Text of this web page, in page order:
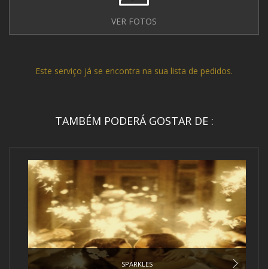
VER FOTOS
Este serviço já se encontra na sua lista de pedidos.
TAMBÉM PODERÁ GOSTAR DE :
SPARKLES